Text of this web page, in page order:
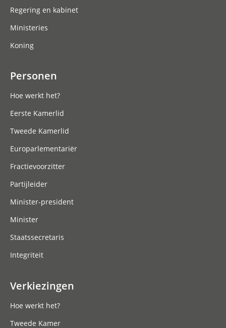
Regering en kabinet
Ministeries
Koning
Personen
Hoe werkt het?
Eerste Kamerlid
Tweede Kamerlid
Europarlementariër
Fractievoorzitter
Partijleider
Minister-president
Minister
Staatssecretaris
Integriteit
Verkiezingen
Hoe werkt het?
Tweede Kamer